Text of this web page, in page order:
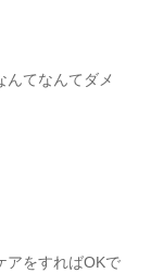
んてなんてダメ
アをすればOKで